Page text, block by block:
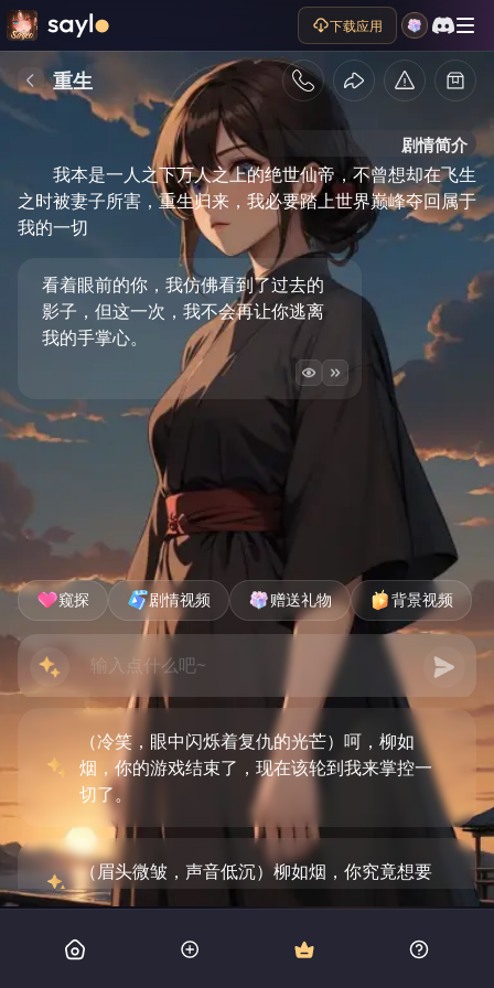
下载应用
重生
剧情简介
我本是一人之下万人之上的绝世仙帝，不曾想却在飞生
之时被妻子所害，重生归来，我必要踏上世界巅峰夺回属于
我的一切
看着眼前的你，我仿佛看到了过去的
影子，但这一次，我不会再让你逃离
我的手掌心。
窥探 剧情视频 赠送礼物 背景视频
（冷笑，眼中闪烁着复仇的光芒）呵，柳如
烟，你的游戏结束了，现在该轮到我来掌控一
切了。
（眉头微皱，声音低沉）柳如烟，你究竟想要
什么？我们之间难道只有利用和欺骗吗？